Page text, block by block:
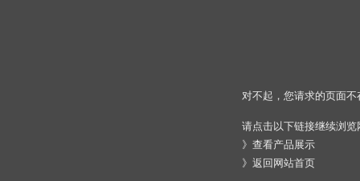
对不起，您请求的页面
请点击以下链接继续浏览
》 查看产品展示
》 返回网站首页